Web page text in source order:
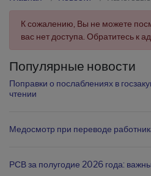
К сожалению, Вы не можете
вас нет доступа. Обратитесь к
Популярные новости
Поправки о послаблениях в
чтении
Медосмотр при переводе
РСВ за полугодие 2026 года: